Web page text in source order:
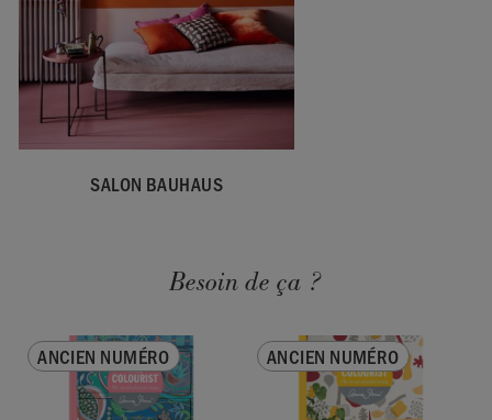
SALON BAUHAUS
Besoin de ça ?
ANCIEN NUMÉRO ANCIEN NUMÉRO